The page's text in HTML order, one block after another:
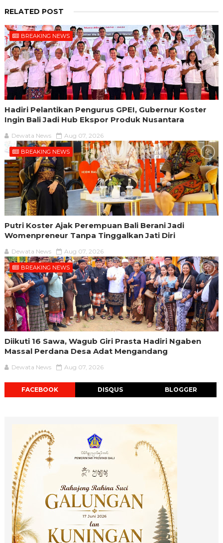
RELATED POST
BREAKING NEWS
Hadiri Pelantikan Pengurus GPEI, Gubernur Koster
Ingin Bali Jadi Hub Ekspor Produk Nusantara
Dewata News Aug 07, 2026
BREAKING NEWS
Putri Koster Ajak Perempuan Bali Berani Jadi
Womenpreneur Tanpa Tinggalkan Jati Diri
Dewata News Aug 07, 2026
BREAKING NEWS
Diikuti 16 Sawa, Wagub Giri Prasta Hadiri Ngaben
Massal Perdana Desa Adat Mengandang
Dewata News Aug 07, 2026
FACEBOOK DISQUS BLOGGER